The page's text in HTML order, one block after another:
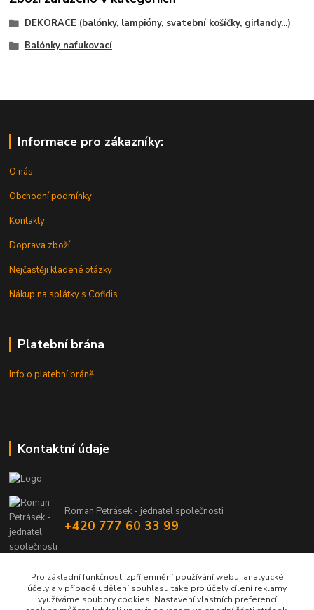
DEKORACE (balónky, lampióny, svatební košíčky, girlandy...)
Balónky nafukovací
Informace pro zákazníky:
O nás
Obchodní podmínky
Kontakty
Doprava zboží
Nejčastěji kladené otázky
Nákup na splátky s Cofidis
Platební brána
Info o platební bráně
Kontaktní údaje
Roman Petrásek - jednatel společnosti
+420 777 60 33 99
Pro základní funkčnost, zpříjemnění používání webu, analytické
účely a v případě udělení souhlasu také pro účely cílení reklamy
využíváme soubory cookies. Nastavení vlastních preferencí